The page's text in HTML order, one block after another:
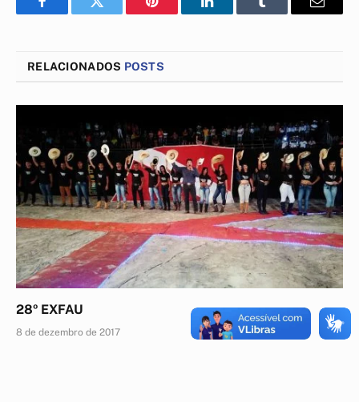
FacebookTwitter Pinterest LinkedInTumblr
E-
RELACIONADOS POSTS
28º EXFAU
8 de dezembro de 2017